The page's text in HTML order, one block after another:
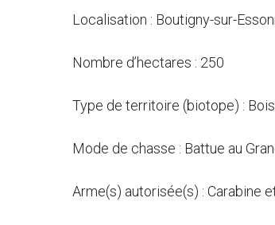
Localisation : Boutigny-sur-
Nombre d’hectares : 250
Type de territoire (biotope) : Bois
Mode de chasse : Battue au
Arme(s) autorisée(s) : Carabine